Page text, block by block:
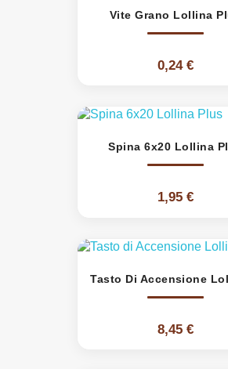
Vite Grano Lollina
0,24 €
Spina 6x20 Lollina
1,95 €
Tasto Di Accensione
8,45 €